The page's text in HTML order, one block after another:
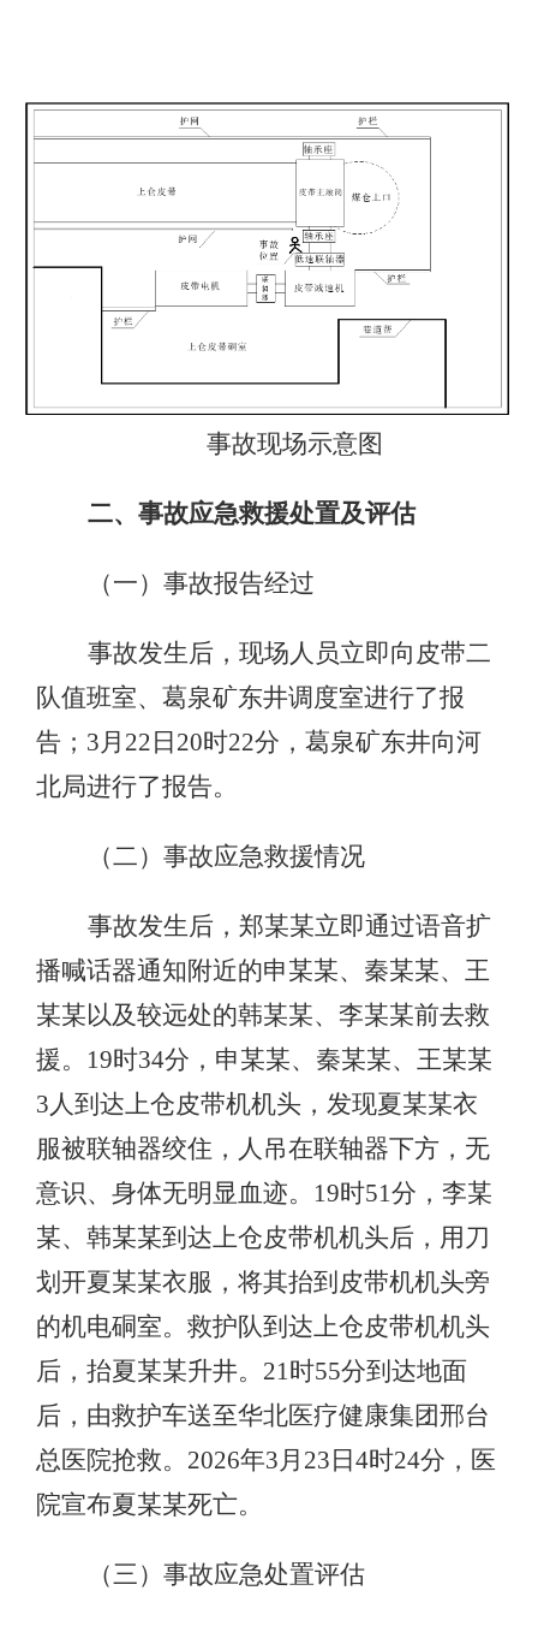
事故现场示意图
二、事故应急救援处置及评估
（一）事故报告经过
事故发生后，现场人员立即向皮带二
队值班室、葛泉矿东井调度室进行了报
告；3月22日20时22分，葛泉矿东井向河
北局进行了报告。
（二）事故应急救援情况
事故发生后，郑某某立即通过语音扩
播喊话器通知附近的申某某、秦某某、王
某某以及较远处的韩某某、李某某前去救
援。19时34分，申某某、秦某某、王某某
3人到达上仓皮带机机头，发现夏某某衣
服被联轴器绞住，人吊在联轴器下方，无
意识、身体无明显血迹。19时51分，李某
某、韩某某到达上仓皮带机机头后，用刀
划开夏某某衣服，将其抬到皮带机机头旁
的机电硐室。救护队到达上仓皮带机机头
后，抬夏某某升井。21时55分到达地面
后，由救护车送至华北医疗健康集团邢台
总医院抢救。2026年3月23日4时24分，医
院宣布夏某某死亡。
（三）事故应急处置评估